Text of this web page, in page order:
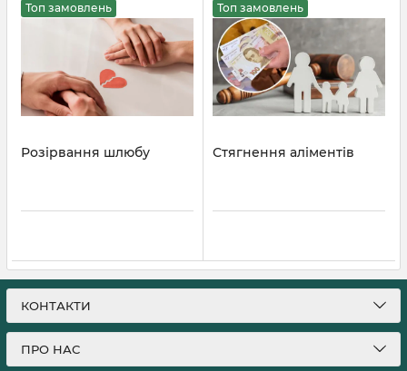
Топ замовлень
Розірвання шлюбу
Топ замовлень
Стягнення аліментів
КОНТАКТИ
ПРО НАС